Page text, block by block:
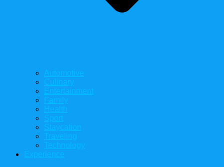
Automotive
Culinary
Entertainment
Family
Health
Sport
Staycation
Traveling
Technology
Experience